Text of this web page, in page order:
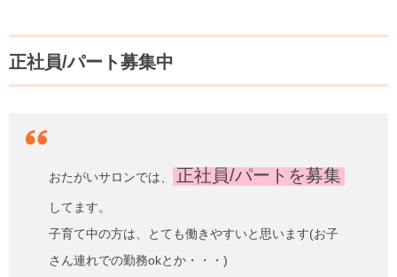
正社員/パート募集中
おたがいサロンでは、 正社員/パートを募集
してます。
子育て中の方は、とても働きやすいと思います(お子
さん連れでの勤務okとか・・・)